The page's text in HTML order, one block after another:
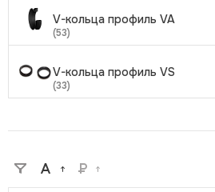
V-кольца профиль VA
(53)
V-кольца профиль VS
(33)